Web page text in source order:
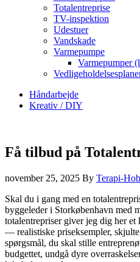
Totalentreprise
TV-inspektion
Udestuer
Vandskade
Varmepumpe
Varmepumper
Håndarbejde
Kreativ / DIY
Få tilbud på
november 25, 2025 By Terapi-
Skal du i gang med en
byggeleder i Storkøbenhavn med
totalentrepriser giver jeg dig her
— realistiske priseksempler,
spørgsmål, du skal stille
budgettet, undgå dyre